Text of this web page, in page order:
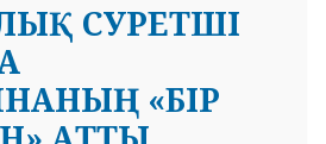
СУРЕТШІ
«БІР